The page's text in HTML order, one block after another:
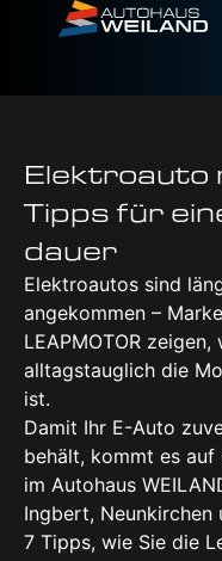
Elek­tro­au­to
Tipps für
dau­er
Elektroautos sind
angekommen –
LEAPMOTOR
alltagstauglich die
ist.
Damit Ihr E-Auto
behält, kommt es
im Autohaus
Ingbert, Neunkirchen
7 Tipps, wie Sie die